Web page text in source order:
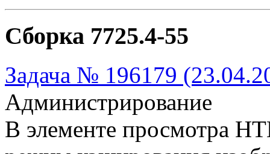
Сборка 7725.4-55
Задача № 196179
Администрирование
В элементе просмотра